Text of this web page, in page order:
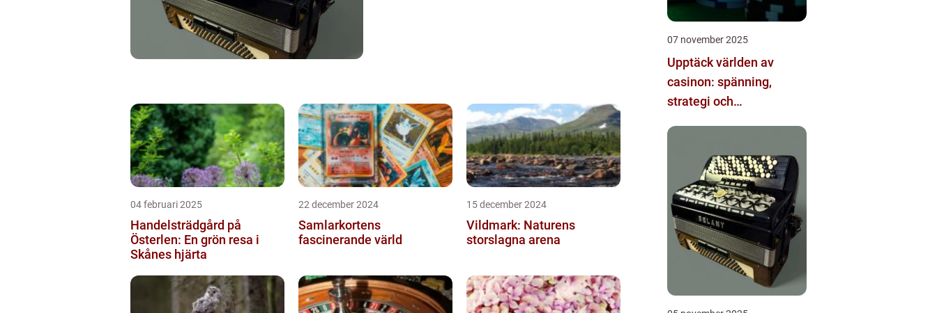
04 februari 2025
Handelsträdgård på
Österlen: En grön resa i
Skånes hjärta
22 december 2024
Samlarkortens
fascinerande värld
15 december 2024
Vildmark: Naturens
storslagna arena
07 november 2025
Upptäck världen av
casinon: spänning,
strategi och